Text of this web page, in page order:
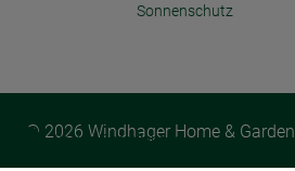
Sonnenschutz
© 2026 Windhager Home & Garden
Cookie Einstellungen